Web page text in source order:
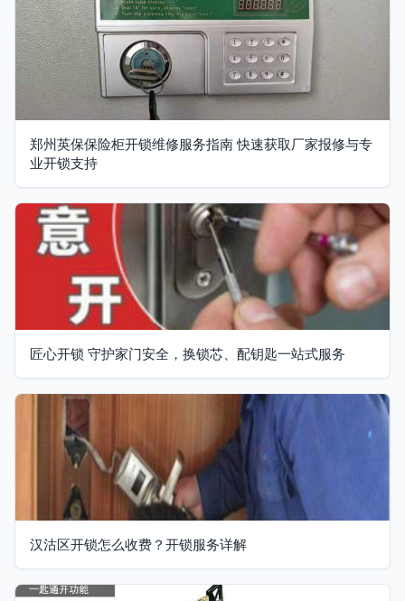
郑州英保保险柜开锁维修服务指南 快速获取厂家报修与专
业开锁支持
匠心开锁 守护家门安全，换锁芯、配钥匙一站式服务
汉沽区开锁怎么收费？开锁服务详解